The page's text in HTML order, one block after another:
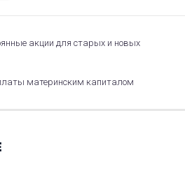
акции для старых и новых
материнским капиталом